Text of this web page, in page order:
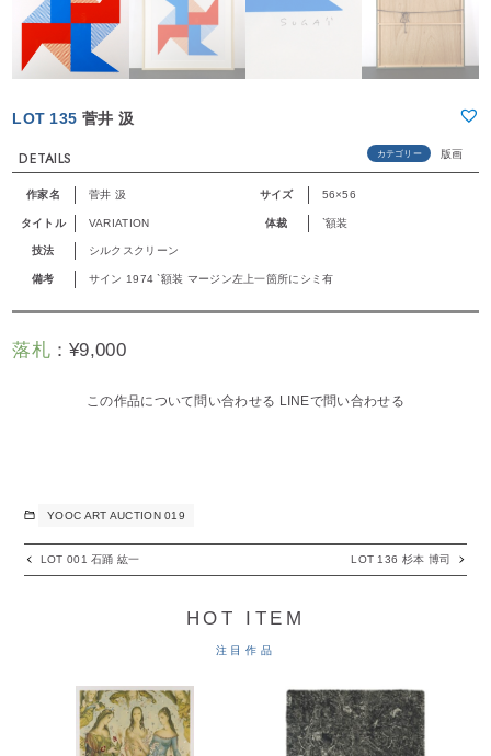
LOT 135 菅井 汲
DETAILS カテゴリー 版画
作家名 菅井 汲 サイズ 56×56
タイトル VARIATION 体裁 `額装
技法 シルクスクリーン
備考 サイン 1974 `額装 マージン左上一箇所にシミ有
落札：¥9,000
この作品について問い合わせる LINEで問い合わせる
YOOC ART AUCTION 019
LOT 001 石踊 紘一 LOT 136 杉本 博司
HOT ITEM
注目作品